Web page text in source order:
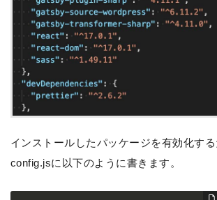
インストールしたパッケージを有効化す
config.jsに以下のように書きます。